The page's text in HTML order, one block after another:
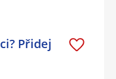
Přidej